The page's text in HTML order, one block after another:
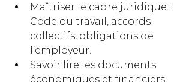
Maîtriser le cadre juridique :
Code du travail, accords
collectifs, obligations de
l’employeur.
Savoir lire les documents
économiques et financiers